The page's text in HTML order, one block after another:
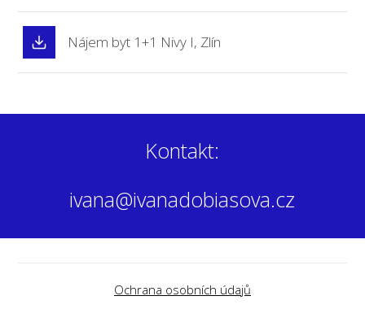
Nájem byt 1+1 Nivy I, Zlín
Kontakt:
ivana@ivanadobiasova.cz
Ochrana osobních údajů